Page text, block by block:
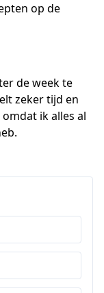
op de
de week te
zeker tijd en
ik alles al